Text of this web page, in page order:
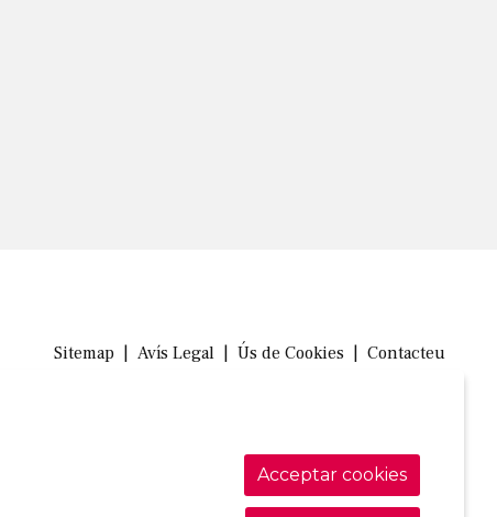
Sitemap Avís Legal Ús de Cookies Contacteu
Acceptar cookies